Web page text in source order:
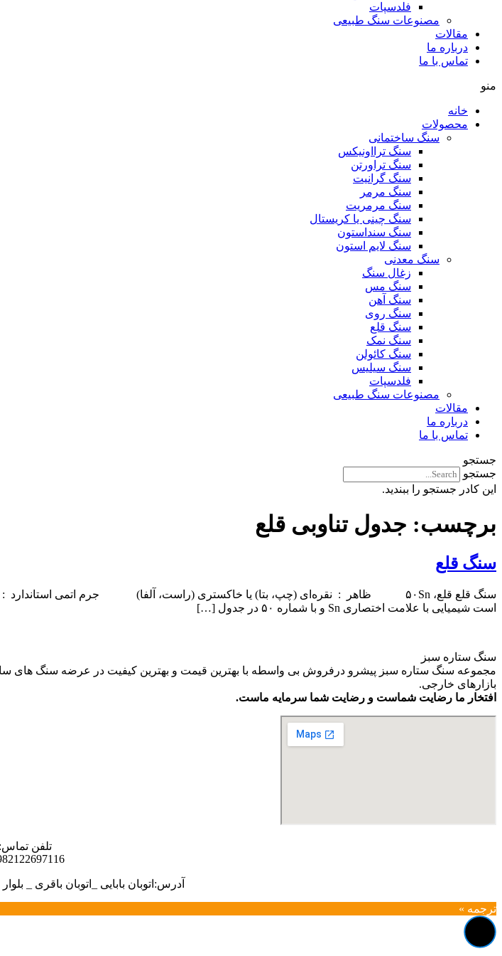
فلدسپات
مصنوعات سنگ طبیعی
مقالات
درباره ما
تماس با ما
منو
خانه
محصولات
سنگ ساختمانی
سنگ ترااونیکس
سنگ تراورتن
سنگ گرانیت
سنگ مرمر
سنگ مرمریت
سنگ چینی یا کریستال
سنگ سنداستون
سنگ لایم استون
سنگ معدنی
زغال سنگ
سنگ مس
سنگ آهن
سنگ روی
سنگ قلع
سنگ نمک
سنگ کائولن
سنگ سیلیس
فلدسپات
مصنوعات سنگ طبیعی
مقالات
درباره ما
تماس با ما
جستجو
جستجو
این کادر جستجو را ببندید.
برچسب: جدول تناوبی قلع
سنگ قلع
است شیمیایی با علامت اختصاری Sn و با شماره ۵۰ در جدول […]
سنگ ستاره سبز
مجموعه سنگ ستاره سبز پیشرو درفروش بی واسطه با بهترین قیمت و بهترین کیفیت در عرضه سنگ های
بازارهای خارجی.
افتخار ما رضایت شماست و رضایت شما سرمایه ماست.
تلفن تماس:
آدرس:اتوبان بابایی _اتوبان باقری _
ترجمه »